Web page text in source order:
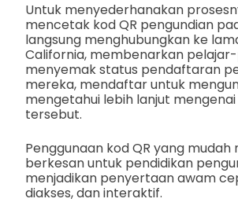
Untuk menyederhanakan
mencetak kod QR pengundian
langsung menghubungkan ke
California, membenarkan
menyemak status pendaftaran
mereka, mendaftar untuk
mengetahui lebih lanjut
tersebut.
Penggunaan kod QR yang mudah
berkesan untuk pendidikan
menjadikan penyertaan awam
diakses, dan interaktif.